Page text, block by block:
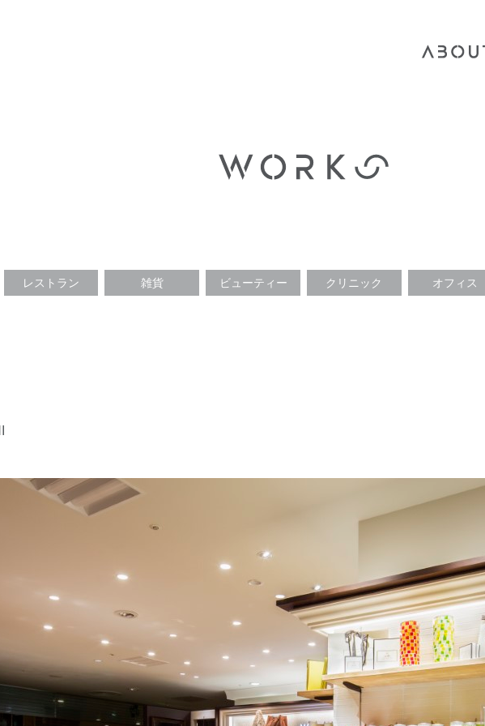
レストラン 雑貨 ビューティー クリニック オフィス